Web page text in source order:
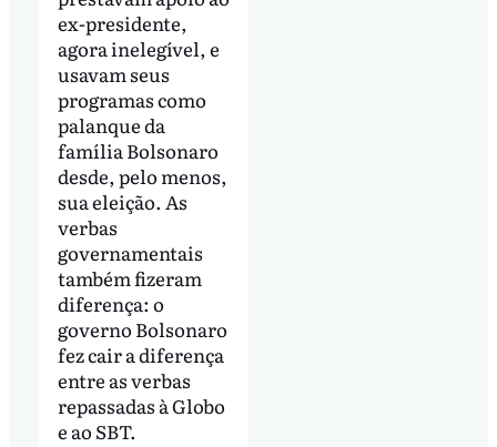
ex-presidente,
agora inelegível, e
usavam seus
programas como
palanque da
família Bolsonaro
desde, pelo menos,
sua eleição. As
verbas
governamentais
também fizeram
diferença: o
governo Bolsonaro
fez cair a diferença
entre as verbas
repassadas à Globo
e ao SBT.